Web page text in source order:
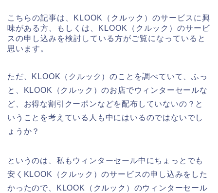
こちらの記事は、KLOOK（クルック）のサービスに興
味がある方、もしくは、KLOOK（クルック）のサービ
スの申し込みを検討している方がご覧になっていると
思います。
ただ、KLOOK（クルック）のことを調べていて、ふっ
と、KLOOK（クルック）のお店でウィンターセールな
ど、お得な割引クーポンなどを配布していないの？と
いうことを考えている人も中にはいるのではないでし
ょうか？
というのは、私もウィンターセール中にちょっとでも
安くKLOOK（クルック）のサービスの申し込みをした
かったので、KLOOK（クルック）のウィンターセール